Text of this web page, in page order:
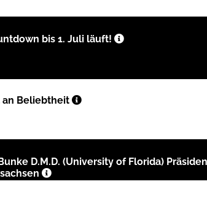
bis 1. Juli läuft!
an Beliebtheit
D.M.D. (University of Florida)